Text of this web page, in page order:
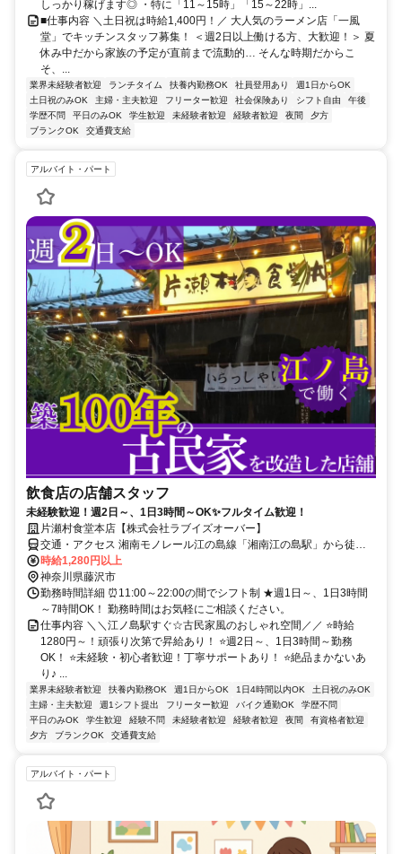
しっかり稼げます◎ ・特に「11～15時」「15～22時」...
■仕事内容 ＼土日祝は時給1,400円！／ 大人気のラーメン店「一風
堂」でキッチンスタッフ募集！ ＜週2日以上働ける方、大歓迎！＞ 夏
休み中だから家族の予定が直前まで流動的… そんな時期だからこ
そ、...
業界未経験者歓迎 ランチタイム 扶養内勤務OK 社員登用あり
週1日からOK
土日祝のみOK
主婦・主夫歓迎 フリーター歓迎 社会保険あり シフト自由
午後
学歴不問
平日のみOK 学生歓迎 未経験者歓迎 経験者歓迎 夜間
夕方
ブランクOK
交通費支給
アルバイト・パート
飲食店の店舗スタッフ
未経験歓迎！週2日～、1日3時間～OK✨フルタイム歓迎！
片瀬村食堂本店【株式会社ラブイズオーバー】
交通・アクセス 湘南モノレール江の島線「湘南江の島駅」から徒歩1
分、 江ノ島電鉄線「江ノ島駅」 徒歩1分 ★自転車・バイク通勤OK ★
交通費規定支給
時給1,280円以上
神奈川県藤沢市
勤務時間詳細 ⏰11:00～22:00の間でシフト制 ★週1日～、1日3時間
～7時間OK！ 勤務時間はお気軽にご相談ください。
仕事内容 ＼＼江ノ島駅すぐ☆古民家風のおしゃれ空間／／ ⭐時給
1280円～！頑張り次第で昇給あり！ ⭐週2日～、1日3時間～勤務
OK！ ⭐未経験・初心者歓迎！丁寧サポートあり！ ⭐絶品まかないあ
り♪ ...
業界未経験者歓迎 扶養内勤務OK 週1日からOK 1日4時間以内OK
土日祝のみOK
主婦・主夫歓迎
週1シフト提出 フリーター歓迎 バイク通勤OK
学歴不問
平日のみOK
学生歓迎 経験不問 未経験者歓迎 経験者歓迎 夜間
有資格者歓迎
夕方
ブランクOK 交通費支給
アルバイト・パート